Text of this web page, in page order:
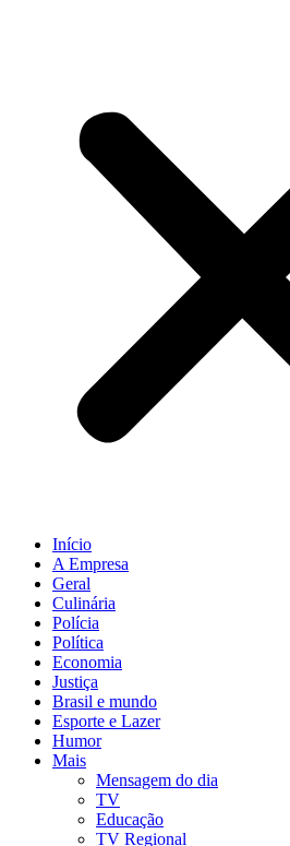
Início
A Empresa
Geral
Culinária
Polícia
Política
Economia
Justiça
Brasil e mundo
Esporte e Lazer
Humor
Mais
Mensagem do dia
TV
Educação
TV Regional